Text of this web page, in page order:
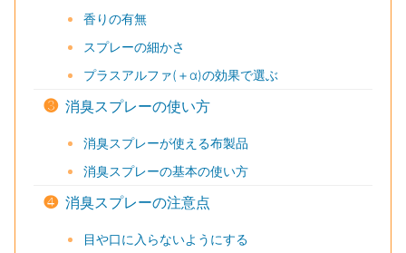
香りの有無
スプレーの細かさ
プラスアルファ(＋α)の効果で選ぶ
❸ 消臭スプレーの使い方
消臭スプレーが使える布製品
消臭スプレーの基本の使い方
❹ 消臭スプレーの注意点
目や口に入らないようにする